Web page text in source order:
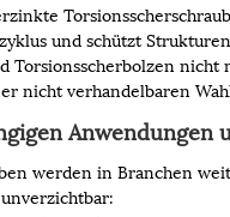
und schützt
Torsionsscherbolzen
nicht verhandelbaren
werden in Branchen